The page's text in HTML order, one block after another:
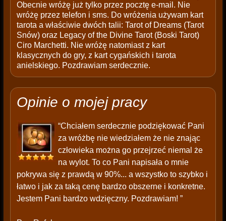
Obecnie wróżę już tylko przez pocztę e-mail. Nie
wróżę przez telefon i sms. Do wróżenia używam kart
tarota a właściwie dwóch talii: Tarot of Dreams (Tarot
Snów) oraz Legacy of the Divine Tarot (Boski Tarot)
Ciro Marchetti. Nie wróżę natomiast z kart
klasycznych do gry, z kart cygańskich i tarota
anielskiego. Pozdrawiam serdecznie.
Opinie o mojej pracy
“Chciałem serdecznie podziękować Pani
za wróżbę nie wiedziałem że nie znając
człowieka można go przejrzeć niemal że
na wylot. To co Pani napisała o mnie
pokrywa się z prawdą w 90%... a wszystko to szybko i
łatwo i jak za taką cenę bardzo obszerne i konkretne.
Jestem Pani bardzo wdzięczny. Pozdrawiam! ”